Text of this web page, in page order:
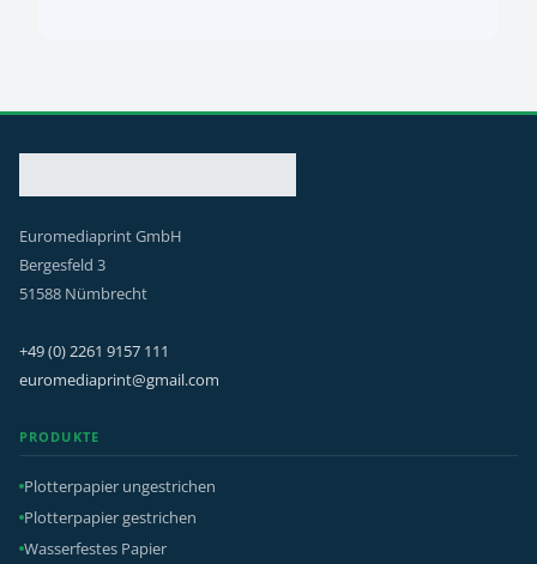
Euromediaprint GmbH
Bergesfeld 3
51588 Nümbrecht
+49 (0) 2261 9157 111
euromediaprint@gmail.com
PRODUKTE
Plotterpapier ungestrichen
Plotterpapier gestrichen
Wasserfestes Papier